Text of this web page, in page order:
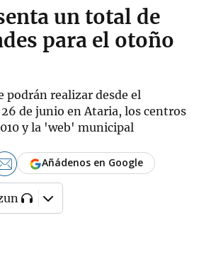
un total de
para el otoño
podrán realizar desde el
de junio en Ataria, los centros
y la 'web' municipal
Añádenos en Google